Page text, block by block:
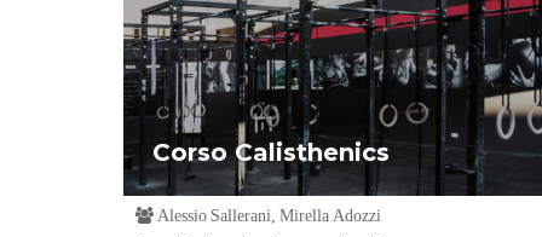
Corso Calisthenics
Alessio Sallerani, Mirella Adozzi